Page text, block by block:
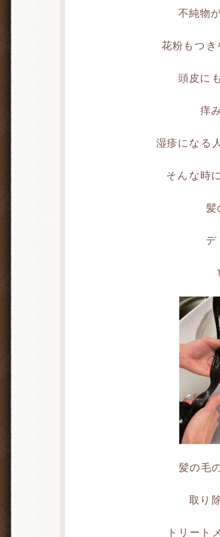
不純物
花粉もつ
頭皮に
痒
湿疹になる
そんな時
髪
デ
髪の毛
取り
トリート